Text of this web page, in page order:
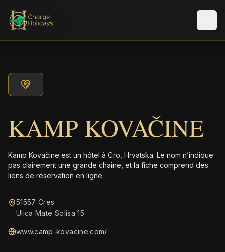
KAMP KOVAČINE
Kamp Kovačine est un hôtel à Cro, Hrvatska. Le nom n’indique
pas clairement une grande chaîne, et la fiche comprend des
liens de réservation en ligne.
51557 Cres
Ulica Mate Solisa 15
www.camp-kovacine.com/